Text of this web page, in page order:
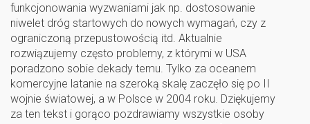
funkcjonowania wyzwaniami jak np. dostosowanie
niwelet dróg startowych do nowych wymagań, czy z
ograniczoną przepustowością itd. Aktualnie
rozwiązujemy często problemy, z którymi w USA
poradzono sobie dekady temu. Tylko za oceanem
komercyjne latanie na szeroką skalę zaczęło się po II
wojnie światowej, a w Polsce w 2004 roku. Dziękujemy
za ten tekst i gorąco pozdrawiamy wszystkie osoby